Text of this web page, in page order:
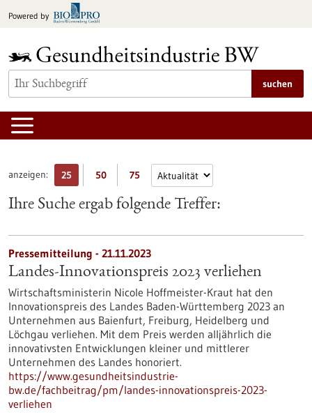
Inhalt
Powered by
suchen
anzeigen: 25 50 75
Ihre Suche ergab folgende Treffer:
Pressemitteilung - 21.11.2023
Landes-Innovationspreis 2023 verliehen
Wirtschaftsministerin Nicole Hoffmeister-Kraut hat den
Innovationspreis des Landes Baden-Württemberg 2023 an
Unternehmen aus Baienfurt, Freiburg, Heidelberg und
Löchgau verliehen. Mit dem Preis werden alljährlich die
innovativsten Entwicklungen kleiner und mittlerer
Unternehmen des Landes honoriert.
https://www.gesundheitsindustrie-
bw.de/fachbeitrag/pm/landes-innovationspreis-2023-
verliehen